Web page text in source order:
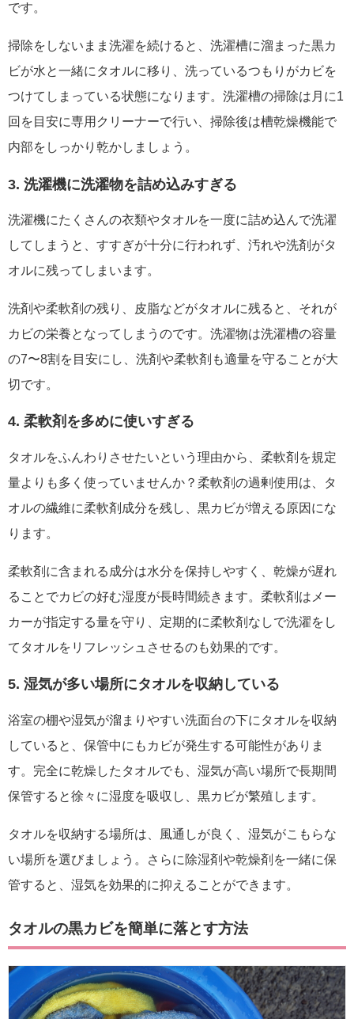
です。
掃除をしないまま洗濯を続けると、洗濯槽に溜まった黒カ
ビが水と一緒にタオルに移り、洗っているつもりがカビを
つけてしまっている状態になります。洗濯槽の掃除は月に1
回を目安に専用クリーナーで行い、掃除後は槽乾燥機能で
内部をしっかり乾かしましょう。
3. 洗濯機に洗濯物を詰め込みすぎる
洗濯機にたくさんの衣類やタオルを一度に詰め込んで洗濯
してしまうと、すすぎが十分に行われず、汚れや洗剤がタ
オルに残ってしまいます。
洗剤や柔軟剤の残り、皮脂などがタオルに残ると、それが
カビの栄養となってしまうのです。洗濯物は洗濯槽の容量
の7〜8割を目安にし、洗剤や柔軟剤も適量を守ることが大
切です。
4. 柔軟剤を多めに使いすぎる
タオルをふんわりさせたいという理由から、柔軟剤を規定
量よりも多く使っていませんか？柔軟剤の過剰使用は、タ
オルの繊維に柔軟剤成分を残し、黒カビが増える原因にな
ります。
柔軟剤に含まれる成分は水分を保持しやすく、乾燥が遅れ
ることでカビの好む湿度が長時間続きます。柔軟剤はメー
カーが指定する量を守り、定期的に柔軟剤なしで洗濯をし
てタオルをリフレッシュさせるのも効果的です。
5. 湿気が多い場所にタオルを収納している
浴室の棚や湿気が溜まりやすい洗面台の下にタオルを収納
していると、保管中にもカビが発生する可能性がありま
す。完全に乾燥したタオルでも、湿気が高い場所で長期間
保管すると徐々に湿度を吸収し、黒カビが繁殖します。
タオルを収納する場所は、風通しが良く、湿気がこもらな
い場所を選びましょう。さらに除湿剤や乾燥剤を一緒に保
管すると、湿気を効果的に抑えることができます。
タオルの黒カビを簡単に落とす方法